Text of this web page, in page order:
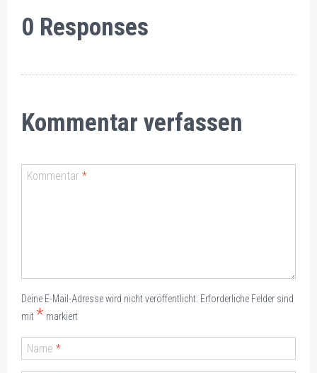
0 Responses
Kommentar verfassen
Kommentar *
Deine E-Mail-Adresse wird nicht veröffentlicht. Erforderliche Felder sind
mit * markiert
Name *